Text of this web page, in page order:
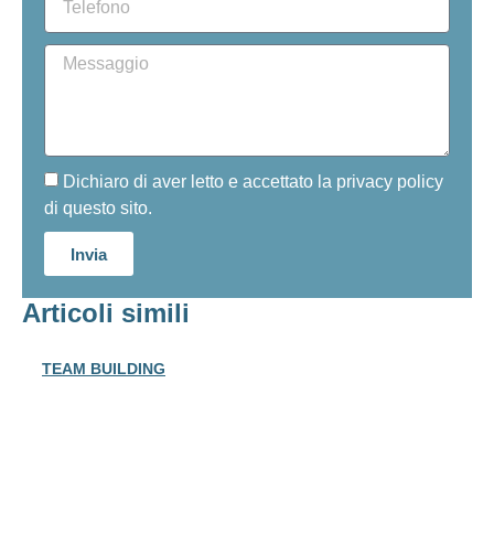
Dichiaro di aver letto e accettato la privacy policy
di questo sito.
Invia
Articoli simili
TEAM BUILDING